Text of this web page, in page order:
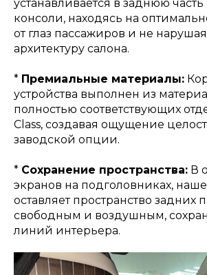
устанавливается в заднюю
консоли, находясь на
от глаз пассажиров и не
архитектуру салона.
* Премиальные материалы:
устройства выполнен из
полностью соответствующих
Class, создавая ощущение
заводской опции.
* Сохранение пространства: В
экранов на подголовниках,
оставляет пространство задних
свободным и воздушным,
линий интерьера.